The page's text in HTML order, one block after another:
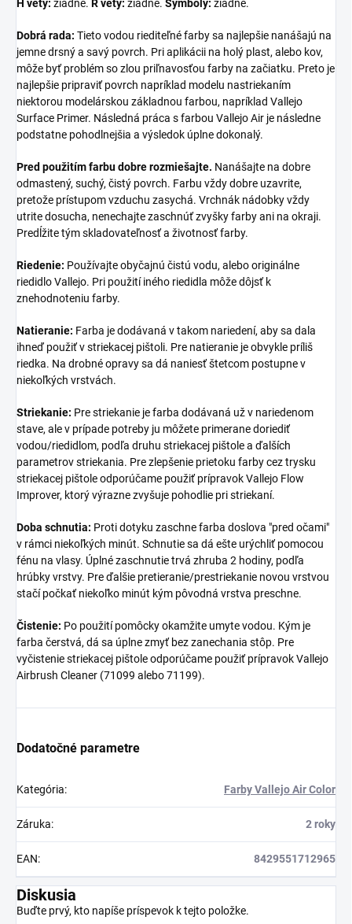
H vety: žiadne. R vety: žiadne. Symboly: žiadne.
Dobrá rada: Tieto vodou riediteľné farby sa najlepšie nanášajú na
jemne drsný a savý povrch. Pri aplikácii na holý plast, alebo kov,
môže byť problém so zlou priľnavosťou farby na začiatku. Preto je
najlepšie pripraviť povrch napríklad modelu nastriekaním
niektorou modelárskou základnou farbou, napríklad Vallejo
Surface Primer. Následná práca s farbou Vallejo Air je následne
podstatne pohodlnejšia a výsledok úplne dokonalý.
Pred použitím farbu dobre rozmiešajte. Nanášajte na dobre
odmastený, suchý, čistý povrch. Farbu vždy dobre uzavrite,
pretože prístupom vzduchu zasychá. Vrchnák nádobky vždy
utrite dosucha, nenechajte zaschnúť zvyšky farby ani na okraji.
Predĺžite tým skladovateľnosť a životnosť farby.
Riedenie: Používajte obyčajnú čistú vodu, alebo originálne
riedidlo Vallejo. Pri použití iného riedidla môže dôjsť k
znehodnoteniu farby.
Natieranie: Farba je dodávaná v takom nariedení, aby sa dala
ihneď použiť v striekacej pištoli. Pre natieranie je obvykle príliš
riedka. Na drobné opravy sa dá naniesť štetcom postupne v
niekoľkých vrstvách.
Striekanie: Pre striekanie je farba dodávaná už v nariedenom
stave, ale v prípade potreby ju môžete primerane doriediť
vodou/riedidlom, podľa druhu striekacej pištole a ďalších
parametrov striekania. Pre zlepšenie prietoku farby cez trysku
striekacej pištole odporúčame použiť prípravok Vallejo Flow
Improver, ktorý výrazne zvyšuje pohodlie pri striekaní.
Doba schnutia: Proti dotyku zaschne farba doslova "pred očami"
v rámci niekoľkých minút. Schnutie sa dá ešte urýchliť pomocou
fénu na vlasy. Úplné zaschnutie trvá zhruba 2 hodiny, podľa
hrúbky vrstvy. Pre ďalšie pretieranie/prestriekanie novou vrstvou
stačí počkať niekoľko minút kým pôvodná vrstva preschne.
Čistenie: Po použití pomôcky okamžite umyte vodou. Kým je
farba čerstvá, dá sa úplne zmyť bez zanechania stôp. Pre
vyčistenie striekacej pištole odporúčame použiť prípravok Vallejo
Airbrush Cleaner (71099 alebo 71199).
Dodatočné parametre
Kategória: Farby Vallejo Air Color
Záruka: 2 roky
EAN: 8429551712965
Diskusia
Buďte prvý, kto napíše príspevok k tejto položke.